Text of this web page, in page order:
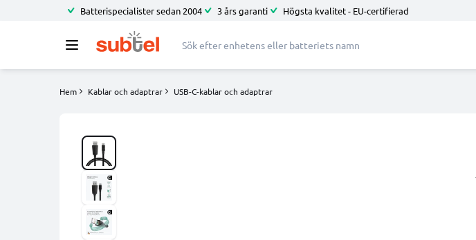
Batterispecialister sedan 2004 3 års garanti Högsta kvalitet - EU-certifierad
Hem Kablar och adaptrar USB-C-kablar och adaptrar